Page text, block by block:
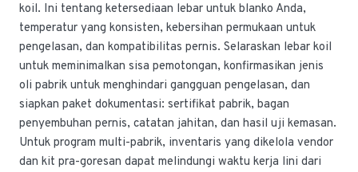
koil. Ini tentang ketersediaan lebar untuk blanko Anda,
temperatur yang konsisten, kebersihan permukaan untuk
pengelasan, dan kompatibilitas pernis. Selaraskan lebar koil
untuk meminimalkan sisa pemotongan, konfirmasikan jenis
oli pabrik untuk menghindari gangguan pengelasan, dan
siapkan paket dokumentasi: sertifikat pabrik, bagan
penyembuhan pernis, catatan jahitan, dan hasil uji kemasan.
Untuk program multi-pabrik, inventaris yang dikelola vendor
dan kit pra-goresan dapat melindungi waktu kerja lini dari